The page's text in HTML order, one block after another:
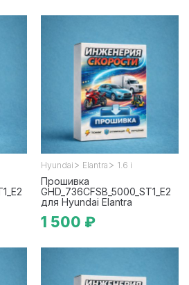
Hyundai > Elantra > 1.6 i
Прошивка
GHD_736CFSB_5000_ST1_E2
для Hyundai Elantra
1 500 ₽